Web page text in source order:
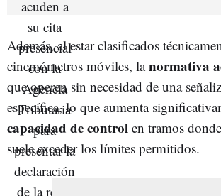
Además, al estar clasificados
cinemómetros móviles, lanormativa
que operen sin necesidad de una
específica, lo que aumenta
capacidad de control en tramos
suele exceder los límites permitidos.